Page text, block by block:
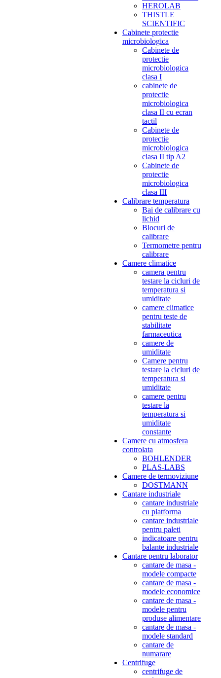
HEROLAB
THISTLE
SCIENTIFIC
Cabinete protectie
microbiologica
Cabinete de
protectie
microbiologica
clasa I
cabinete de
protectie
microbiologica
clasa II cu ecran
tactil
Cabinete de
protectie
microbiologica
clasa II tip A2
Cabinete de
protectie
microbiologica
clasa III
Calibrare temperatura
Bai de calibrare cu
lichid
Blocuri de
calibrare
Termometre pentru
calibrare
Camere climatice
camera pentru
testare la cicluri de
temperatura si
umiditate
camere climatice
pentru teste de
stabilitate
farmaceutica
camere de
umiditate
Camere pentru
testare la cicluri de
temperatura si
umiditate
camere pentru
testare la
temperatura si
umiditate
constante
Camere cu atmosfera
controlata
BOHLENDER
PLAS-LABS
Camere de termoviziune
DOSTMANN
Cantare industriale
cantare industriale
cu platforma
cantare industriale
pentru paleti
indicatoare pentru
balante industriale
Cantare pentru laborator
cantare de masa -
modele compacte
cantare de masa -
modele economice
cantare de masa -
modele pentru
produse alimentare
cantare de masa -
modele standard
cantare de
numarare
Centrifuge
centrifuge de